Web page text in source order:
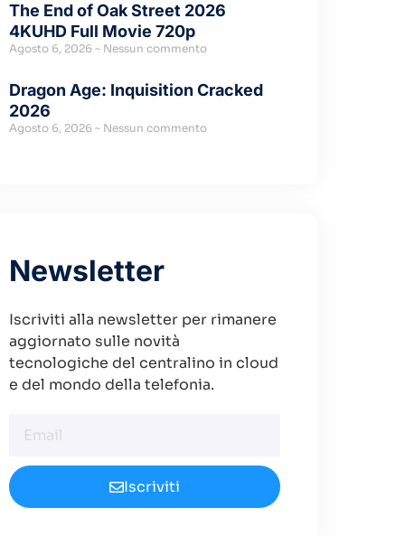
The End of Oak Street 2026
4KUHD Full Movie 720p
Agosto 6, 2026 Nessun commento
Dragon Age: Inquisition Cracked
2026
Agosto 6, 2026 Nessun commento
Newsletter
Iscriviti alla newsletter per rimanere
aggiornato sulle novità
tecnologiche del centralino in cloud
e del mondo della telefonia.
Iscriviti